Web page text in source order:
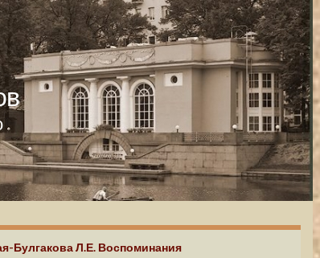
Булгакова Л.Е. Воспоминания